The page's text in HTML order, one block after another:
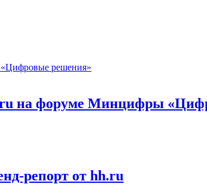
на форуме Минцифры
репорт от hh.ru